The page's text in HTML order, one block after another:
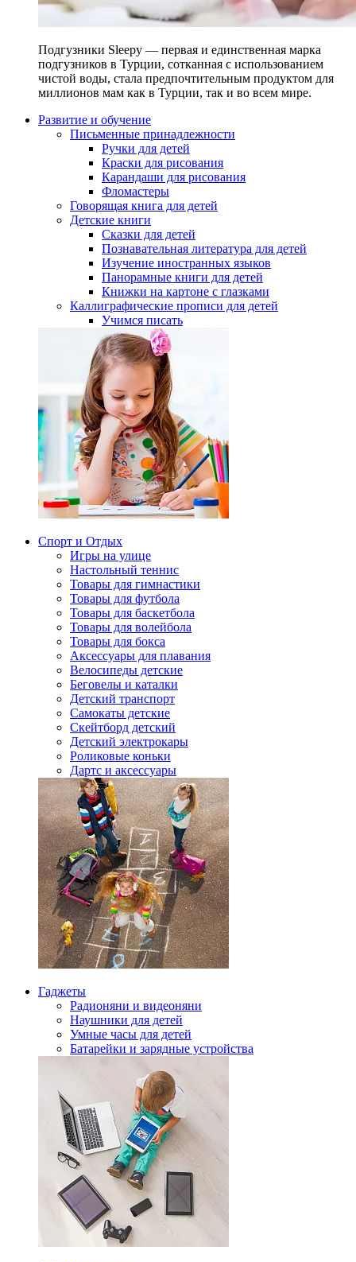
Подгузники Sleepy — первая и единственная марка
подгузников в Турции, сотканная с использованием
чистой воды, стала предпочтительным продуктом для
миллионов мам как в Турции, так и во всем мире.
Развитие и обучение
Письменные принадлежности
Ручки для детей
Краски для рисования
Карандаши для рисования
Фломастеры
Говорящая книга для детей
Детские книги
Сказки для детей
Познавательная литература для детей
Изучение иностранных языков
Панорамные книги для детей
Книжки на картоне с глазками
Каллиграфические прописи для детей
Учимся писать
Спорт и Отдых
Игры на улице
Настольный теннис
Товары для гимнастики
Товары для футбола
Товары для баскетбола
Товары для волейбола
Товары для бокса
Аксессуары для плавания
Велосипеды детские
Беговелы и каталки
Детский транспорт
Самокаты детские
Скейтборд детский
Детский электрокары
Роликовые коньки
Дартс и аксессуары
Гаджеты
Радионяни и видеоняни
Наушники для детей
Умные часы для детей
Батарейки и зарядные устройства